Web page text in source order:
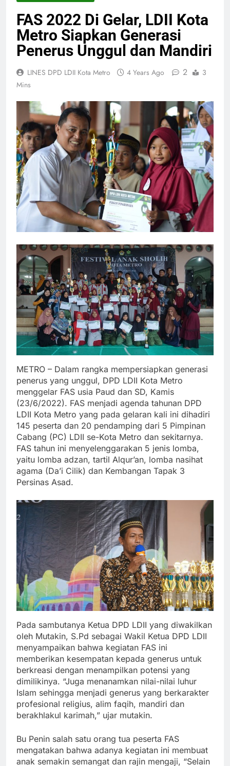
FAS 2022 Di Gelar, LDII Kota
Metro Siapkan Generasi
Penerus Unggul dan Mandiri
LINES DPD LDII Kota Metro 4 Years Ago 2
3
Mins
METRO – Dalam rangka mempersiapkan generasi
penerus yang unggul, DPD LDII Kota Metro
menggelar FAS usia Paud dan SD, Kamis
(23/6/2022). FAS menjadi agenda tahunan DPD
LDII Kota Metro yang pada gelaran kali ini dihadiri
145 peserta dan 20 pendamping dari 5 Pimpinan
Cabang (PC) LDII se-Kota Metro dan sekitarnya.
FAS tahun ini menyelenggarakan 5 jenis lomba,
yaitu lomba adzan, tartil Alqur’an, lomba nasihat
agama (Da’i Cilik) dan Kembangan Tapak 3
Persinas Asad.
Pada sambutanya Ketua DPD LDII yang diwakilkan
oleh Mutakin, S.Pd sebagai Wakil Ketua DPD LDII
menyampaikan bahwa kegiatan FAS ini
memberikan kesempatan kepada generus untuk
berkreasi dengan menampilkan potensi yang
dimilikinya. “Juga menanamkan nilai-nilai luhur
Islam sehingga menjadi generus yang berkarakter
profesional religius, alim faqih, mandiri dan
berakhlakul karimah,” ujar mutakin.
Bu Penin salah satu orang tua peserta FAS
mengatakan bahwa adanya kegiatan ini membuat
anak semakin semangat dan rajin mengaji, “Selain